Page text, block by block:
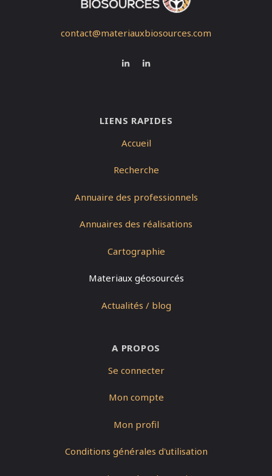
contact@materiauxbiosources.com
LIENS RAPIDES
Accueil
Recherche
Annuaire des professionnels
Annuaires des réalisations
Cartographie
Materiaux géosourcés
Actualités / blog
A PROPOS
Se connecter
Mon compte
Mon profil
Conditions générales d'utilisation